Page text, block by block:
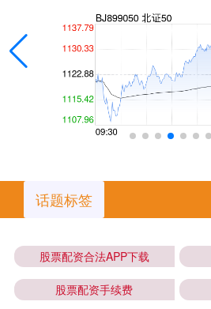
话题标签
股票配资合法APP下载
股票配资手续费